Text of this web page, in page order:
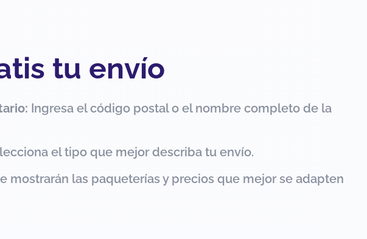
tu envío
Ingresa el código postal o el nombre completo de la
el tipo que mejor describa tu envío.
mostrarán las paqueterías y precios que mejor se adapten